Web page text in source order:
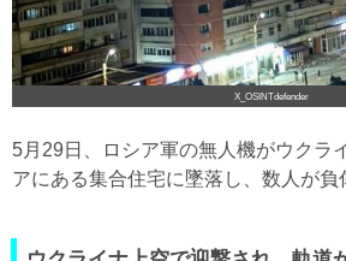
X_OSINTdefender
5月29日、ロシア軍の無人機がウクラ
アにある集合住宅に墜落し、数人が負